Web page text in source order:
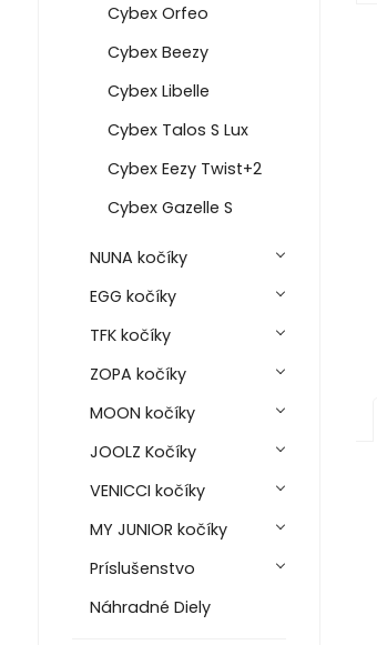
Cybex Orfeo
Cybex Beezy
Cybex Libelle
Cybex Talos S Lux
Cybex Eezy Twist+2
Cybex Gazelle S
NUNA kočíky
EGG kočíky
TFK kočíky
ZOPA kočíky
MOON kočíky
JOOLZ Kočíky
VENICCI kočíky
MY JUNIOR kočíky
Príslušenstvo
Náhradné Diely